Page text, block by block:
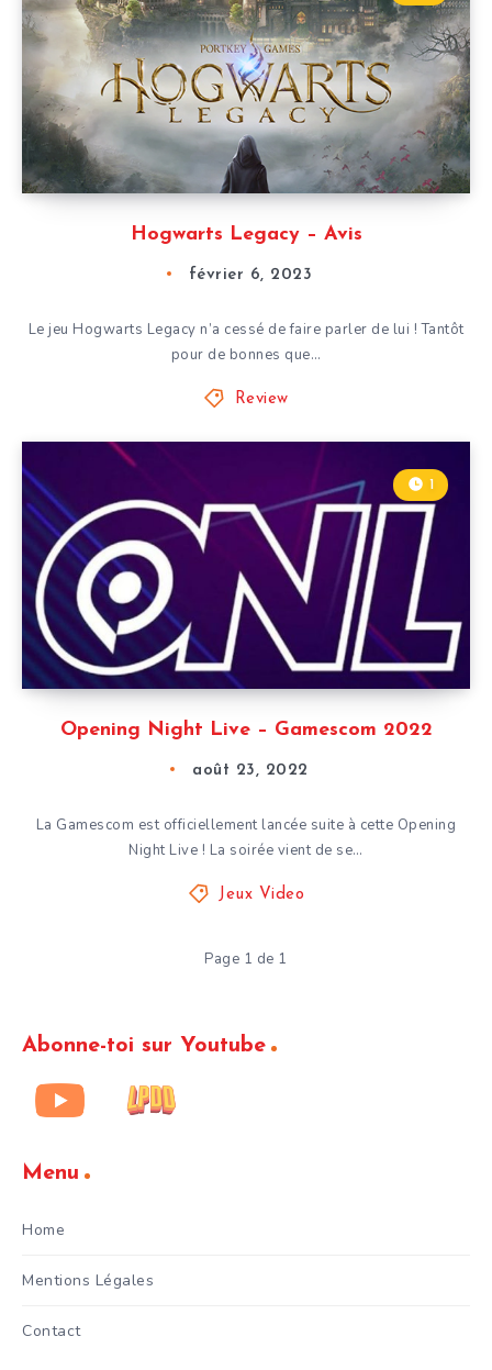
Hogwarts Legacy – Avis
février 6, 2023
Le jeu Hogwarts Legacy n’a cessé de faire parler de lui ! Tantôt
pour de bonnes que…
Review
Opening Night Live – Gamescom 2022
1
août 23, 2022
La Gamescom est officiellement lancée suite à cette Opening
Night Live ! La soirée vient de se…
Jeux Video
Page 1 de 1
Abonne-toi sur Youtube
Menu
Home
Mentions Légales
Contact